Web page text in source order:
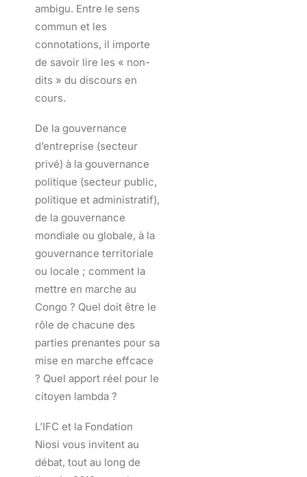
ambigu. Entre le sens
commun et les
connotations, il importe
de savoir lire les « non-
dits » du discours en
cours.
De la gouvernance
d’entreprise (secteur
privé) à la gouvernance
politique (secteur public,
politique et administratif),
de la gouvernance
mondiale ou globale, à la
gouvernance territoriale
ou locale ; comment la
mettre en marche au
Congo ? Quel doit être le
rôle de chacune des
parties prenantes pour sa
mise en marche effcace
? Quel apport réel pour le
citoyen lambda ?
L’IFC et la Fondation
Niosi vous invitent au
débat, tout au long de